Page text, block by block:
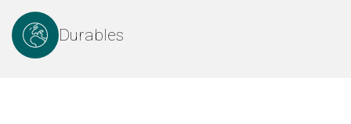
Durables